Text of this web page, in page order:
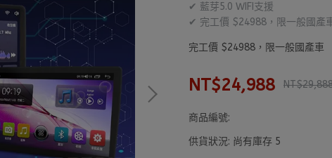
✔ 藍芽5.0 WIFI支援
✔ 完工價 $24988，限一般國產
完工價 $24988，限一般國產車
NT$24,988
商品編號:
供貨狀況: 尚有庫存 5